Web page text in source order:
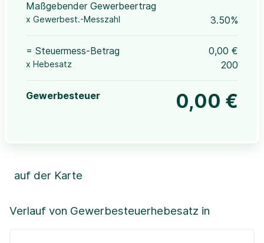
Maßgebender Gewerbeertrag
x Gewerbest.-Messzahl 3.50%
= Steuermess-Betrag 0,00 €
x Hebesatz 200
Gewerbesteuer 0,00 €
Verlauf von Gewerbesteuerhebesatz in
auf der Karte
+
Leaflet|©OpenStreetMap, ©CartoDB,